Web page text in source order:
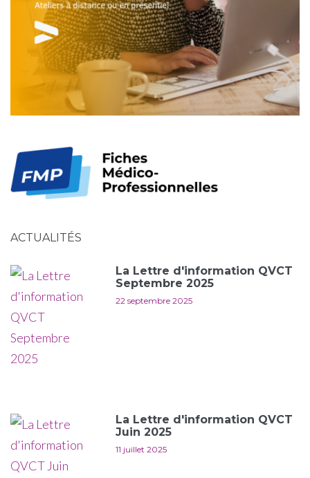
ACTUALITÉS
La Lettre d'information QVCT
Septembre 2025
22 septembre 2025
La Lettre d'information QVCT
Juin 2025
11 juillet 2025